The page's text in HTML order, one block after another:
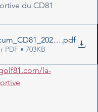
du CD81
.pdf
PDF • 703KB
la-